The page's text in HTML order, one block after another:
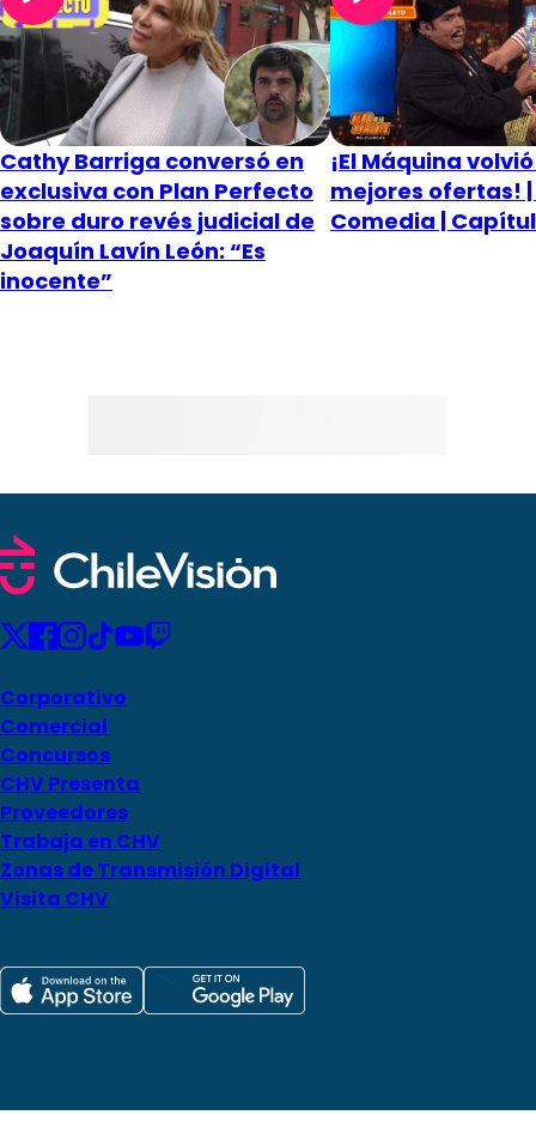
Cathy Barriga conversó en
exclusiva con Plan Perfecto
sobre duro revés judicial de
Joaquín Lavín León: “Es
inocente”
¡El Máquina
mejores ofertas!
Comedia |
Corporativo
Comercial
Concursos
CHV Presenta
Proveedores
Trabaja en CHV
Zonas de Transmisión Digital
Visita CHV